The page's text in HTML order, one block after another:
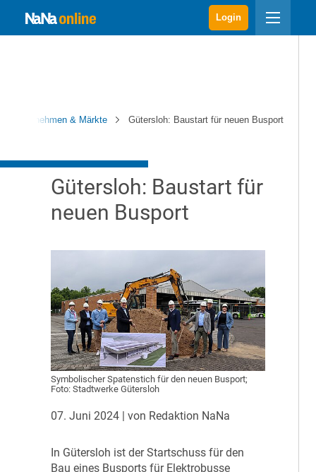
Login
Unternehmen & Märkte Gütersloh: Baustart für neuen Busport
Gütersloh: Baustart für
neuen Busport
Symbolischer Spatenstich für den neuen Busport;
Foto: Stadtwerke Gütersloh
07. Juni 2024 | von Redaktion NaNa
n Gütersloh ist der Startschuss für den
Bau eines Busports für Elektrobusse